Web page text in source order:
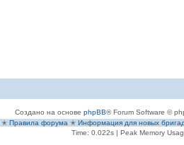
Создано на основе phpBB® Forum Software ©
✭ Правила форума ✭ Информация для новых
Time: 0.022s| Peak Memory